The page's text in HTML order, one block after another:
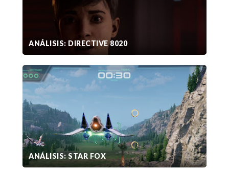
ANÁLISIS: DIRECTIVE 8020
ANÁLISIS: STAR FOX